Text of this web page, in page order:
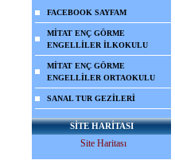
FACEBOOK SAYFAM
MİTAT ENÇ GÖRME
ENGELLİLER İLKOKULU
MİTAT ENÇ GÖRME
ENGELLİLER ORTAOKULU
SANAL TUR GEZİLERİ
SİTE HARİTASI
Site Haritası